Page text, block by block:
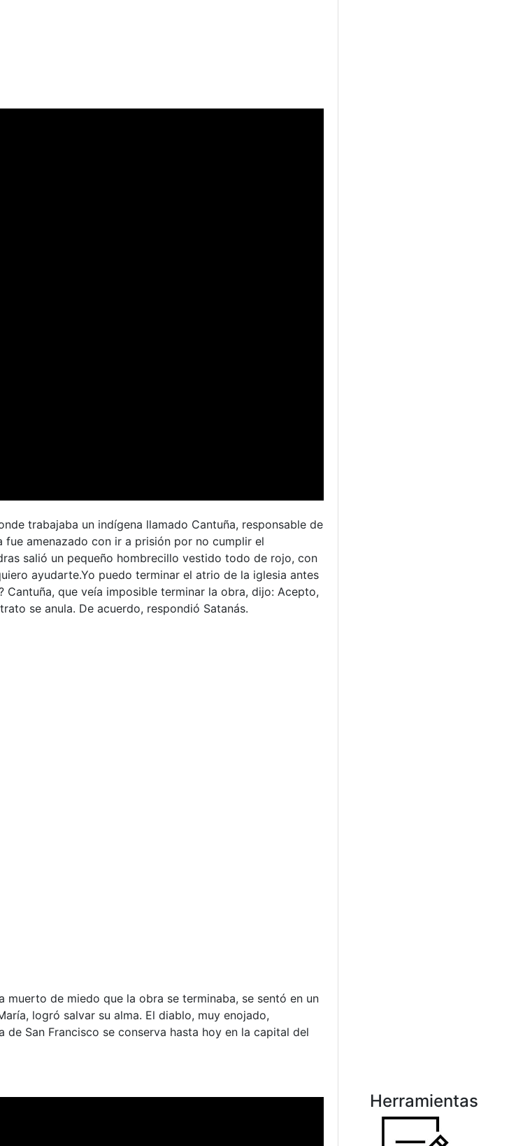
trabajaba un indígena llamado Cantuña, responsable de
amenazado con ir a prisión por no cumplir el
salió un pequeño hombrecillo vestido todo de rojo, con
ayudarte.Yo puedo terminar el atrio de la iglesia antes
que veía imposible terminar la obra, dijo: Acepto,
se anula. De acuerdo, respondió Satanás.
muerto de miedo que la obra se terminaba, se sentó en un
logró salvar su alma. El diablo, muy enojado,
San Francisco se conserva hasta hoy en la capital del
Herramientas